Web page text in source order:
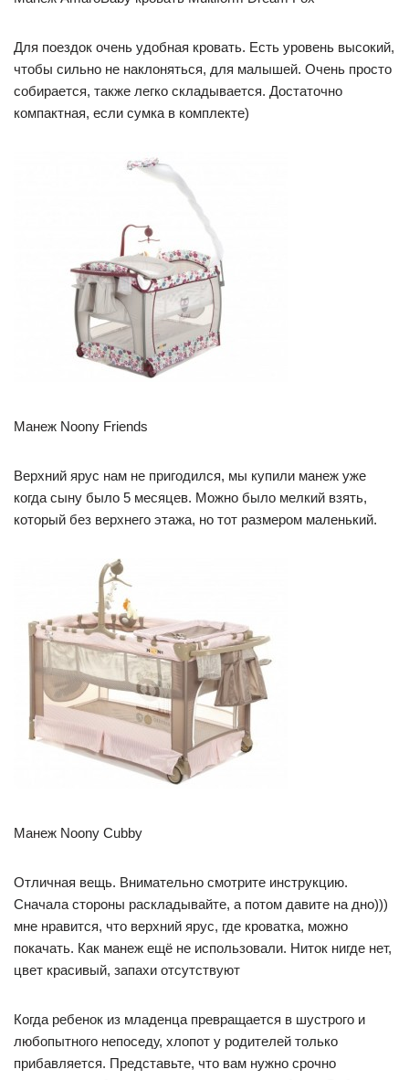
Для поездок очень удобная кровать. Есть уровень высокий,
чтобы сильно не наклоняться, для малышей. Очень просто
собирается, также легко складывается. Достаточно
компактная, если сумка в комплекте)
Манеж Noony Friends
Верхний ярус нам не пригодился, мы купили манеж уже
когда сыну было 5 месяцев. Можно было мелкий взять,
который без верхнего этажа, но тот размером маленький.
Манеж Noony Cubby
Отличная вещь. Внимательно смотрите инструкцию.
Сначала стороны раскладывайте, а потом давите на дно)))
мне нравится, что верхний ярус, где кроватка, можно
покачать. Как манеж ещё не использовали. Ниток нигде нет,
цвет красивый, запахи отсутствуют
Когда ребенок из младенца превращается в шустрого и
любопытного непоседу, хлопот у родителей только
прибавляется. Представьте, что вам нужно срочно